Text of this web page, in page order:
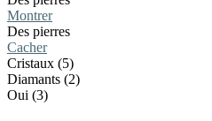
Montrer
Des pierres
Cacher
Cristaux (5)
Diamants (2)
Oui (3)